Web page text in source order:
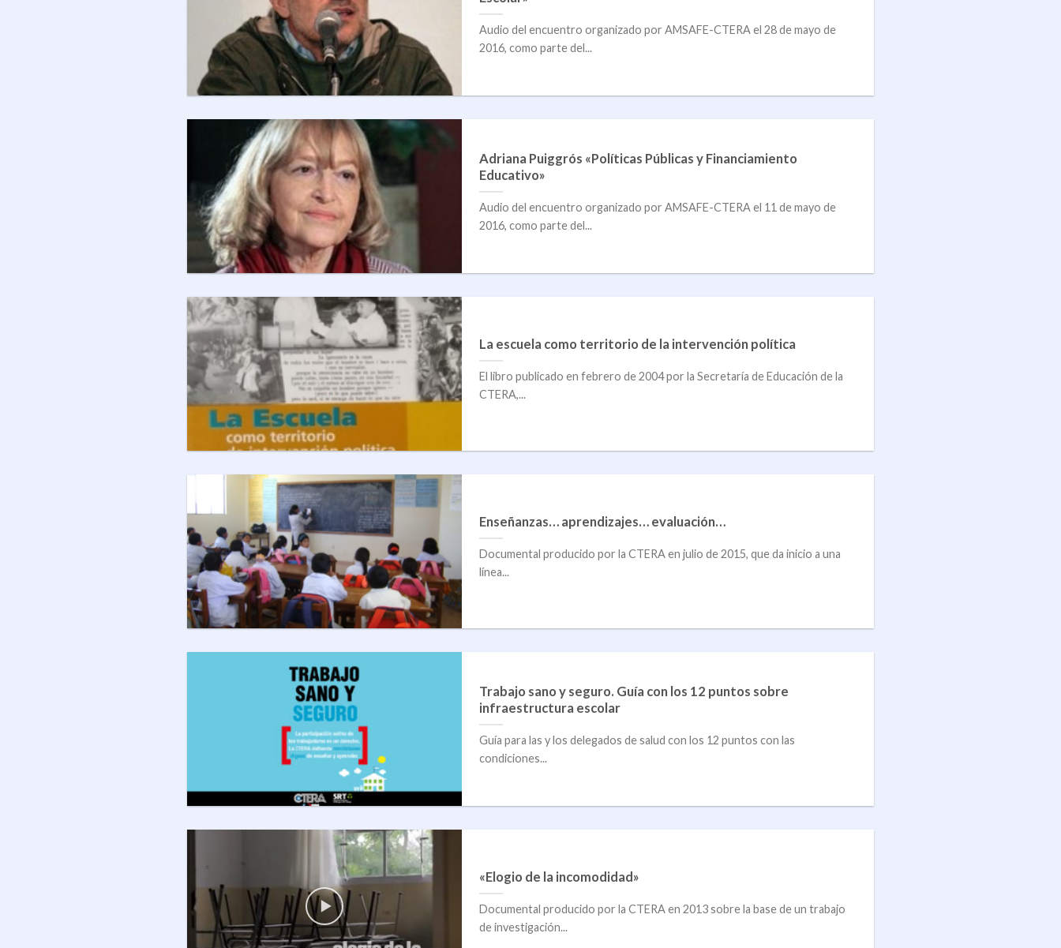
Audio del encuentro organizado por AMSAFE-CTERA el 28 de mayo de
2016, como parte del...
Adriana Puiggrós «Políticas Públicas y Financiamiento
Educativo»
Audio del encuentro organizado por AMSAFE-CTERA el 11 de mayo de
2016, como parte del...
La escuela como territorio de la intervención política
El libro publicado en febrero de 2004 por la Secretaría de Educación de la
CTERA,...
Enseñanzas… aprendizajes… evaluación…
Documental producido por la CTERA en julio de 2015, que da inicio a una
línea...
Trabajo sano y seguro. Guía con los 12 puntos sobre
infraestructura escolar
Guía para las y los delegados de salud con los 12 puntos con las
condiciones...
«Elogio de la incomodidad»
Documental producido por la CTERA en 2013 sobre la base de un trabajo
de investigación...